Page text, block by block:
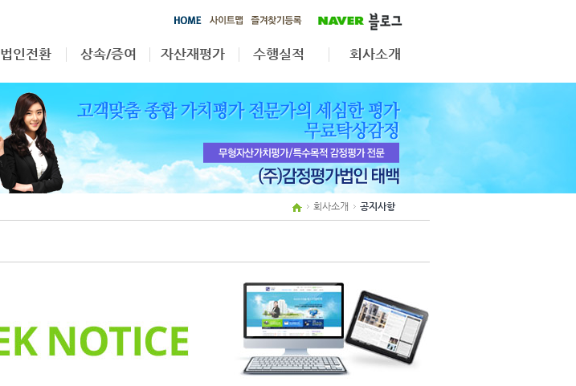
법인전환
부동산
무형자산
상속/증여
상속/증여
자산재평가
자산재평가
수행실적
무형자산·법인전환
자산재평가
상속·증여
보상평가
회사소개
공지사항
업무분야
조직도
인원현황
제휴사보기
오시는길
회사소개 공지사항